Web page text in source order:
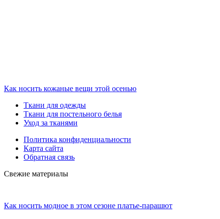
Как носить кожаные вещи этой осенью
Ткани для одежды
Ткани для постельного белья
Уход за тканями
Политика конфиденциальности
Карта сайта
Обратная связь
Свежие материалы
Как носить модное в этом сезоне платье-парашют